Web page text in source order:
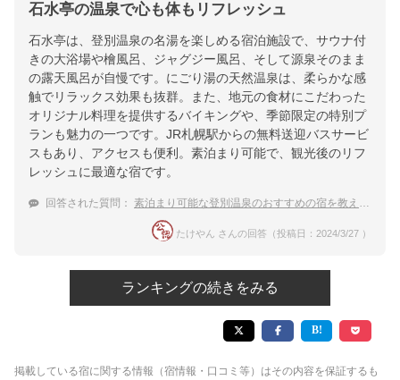
石水亭の温泉で心も体もリフレッシュ
石水亭は、登別温泉の名湯を楽しめる宿泊施設で、サウナ付
きの大浴場や檜風呂、ジャグジー風呂、そして源泉そのまま
の露天風呂が自慢です。にごり湯の天然温泉は、柔らかな感
触でリラックス効果も抜群。また、地元の食材にこだわった
オリジナル料理を提供するバイキングや、季節限定の特別プ
ランも魅力の一つです。JR札幌駅からの無料送迎バスサービ
スもあり、アクセスも便利。素泊まり可能で、観光後のリフ
レッシュに最適な宿です。
回答された質問： 素泊まり可能な登別温泉のおすすめの宿を教えて！
たけやん さんの回答（投稿日：2024/3/27 ）
ランキングの続きをみる
掲載している宿に関する情報（宿情報・口コミ等）はその内容を保証するも